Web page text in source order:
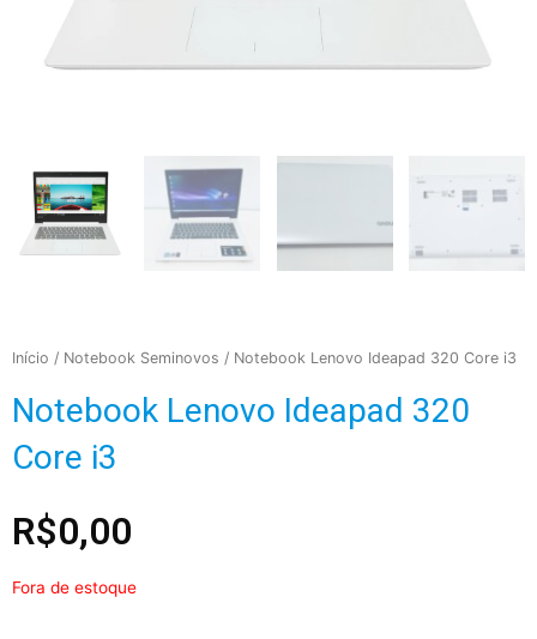
Início / Notebook Seminovos / Notebook Lenovo Ideapad 320 Core i3
Notebook Lenovo Ideapad 320
Core i3
R$0,00
Fora de estoque